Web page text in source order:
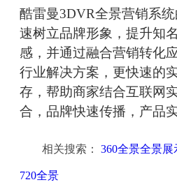
酷雷曼3DVR全景营销系
速树立品牌形象，提升知
感，并通过融合营销转化
行业解决方案，更快速的
存，帮助商家结合互联网
合，品牌快速传播，产品
相关搜索： 360全景全景
720全景